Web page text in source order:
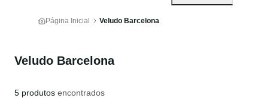
Página Inicial Veludo Barcelona
Veludo Barcelona
5 produtos encontrados